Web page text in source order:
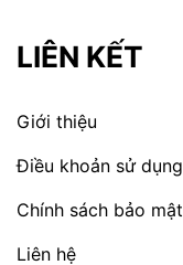
LIÊN KẾT
Giới thiệu
Điều khoản sử dụng
Chính sách bảo mật
Liên hệ